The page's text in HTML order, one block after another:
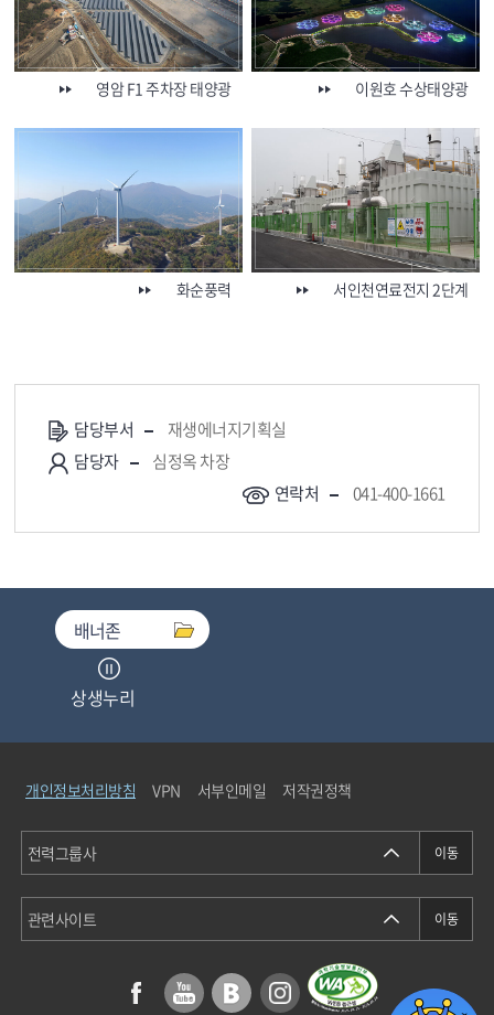
영암 F1 주차장 태양광 이원호 수상태양광
화순풍력 서인천연료전지 2단계
담당부서
재생에너지기획실
담당자
심정옥 차장
연락처
041-400-1661
배너존
상생누리
중소기업기술마켓
청탁금지법통합검색
개인정보처리방침 VPN 서부인메일 저작권정책